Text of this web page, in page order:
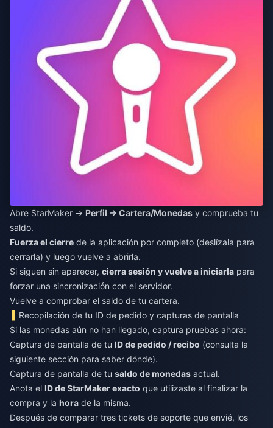
Abre StarMaker → Perfil → Cartera/Monedas y comprueba tu
saldo.
Fuerza el cierre de la aplicación por completo (deslízala para
cerrarla) y luego vuelve a abrirla.
Si siguen sin aparecer, cierra sesión y vuelve a iniciarla para
forzar una sincronización con el servidor.
Vuelve a comprobar el saldo de tu cartera.
Recopilación de tu ID de pedido y capturas de pantalla
Si las monedas aún no han llegado, captura pruebas ahora:
Captura de pantalla de tu ID de pedido / recibo (consulta la
siguiente sección para saber dónde).
Captura de pantalla de tu saldo de monedas actual.
Anota el ID de StarMaker exacto que utilizaste al finalizar la
compra y la hora de la misma.
Después de comparar tres tickets de soporte que envié, los